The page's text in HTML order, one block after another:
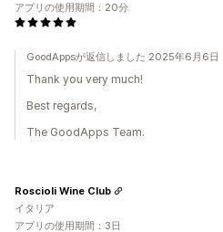
アプリの使用期間：20分
GoodAppsが返信しました 2025年6月6日
Thank you very much!
Best regards,
The GoodApps Team.
Roscioli Wine Club
イタリア
アプリの使用期間：3日